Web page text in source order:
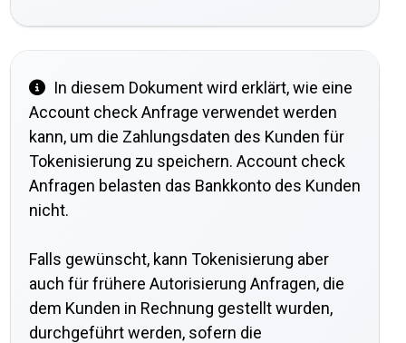
In diesem Dokument wird erklärt, wie eine
Account check Anfrage verwendet werden
kann, um die Zahlungsdaten des Kunden für
Tokenisierung zu speichern. Account check
Anfragen belasten das Bankkonto des Kunden
nicht.
Falls gewünscht, kann Tokenisierung aber
auch für frühere Autorisierung Anfragen, die
dem Kunden in Rechnung gestellt wurden,
durchgeführt werden, sofern die